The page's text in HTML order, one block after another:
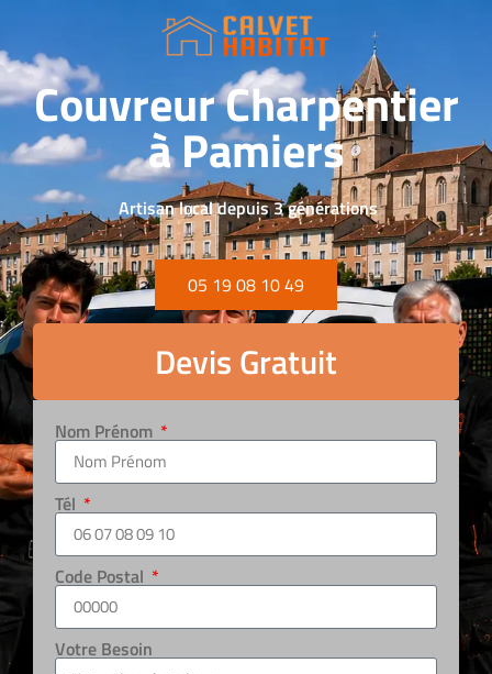
Couvreur Charpentier
à Pamiers
Artisan local depuis 3 générations
05 19 08 10 49
Devis Gratuit
Nom Prénom
Tél
Code Postal
Votre Besoin